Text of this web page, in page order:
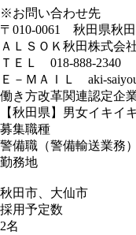
※お問い合わせ先
〒010-0061 秋田県秋
ＡＬＳＯＫ秋田株式
ＴＥＬ 018-888-2340
Ｅ－ＭＡＩＬ aki-
働き方改革関連認定企
【秋田県】男女イキイ
募集職種
警備職（警備輸送業務）
勤務地
秋田市、大仙市
採用予定数
2名